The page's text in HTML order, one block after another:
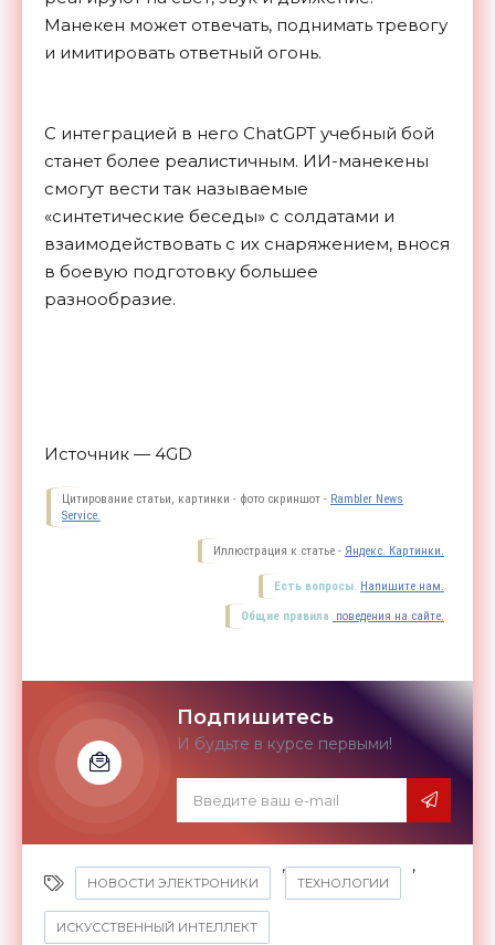
Манекен может отвечать, поднимать тревогу
и имитировать ответный огонь.
С интеграцией в него ChatGPT учебный бой
станет более реалистичным. ИИ-манекены
смогут вести так называемые
«синтетические беседы» с солдатами и
взаимодействовать с их снаряжением, внося
в боевую подготовку большее
разнообразие.
Источник — 4GD
Цитирование статьи, картинки - фото скриншот - Rambler News
Service.
Иллюстрация к статье - Яндекс. Картинки.
Есть вопросы. Напишите нам.
Общие правила поведения на сайте.
Подпишитесь
И будьте в курсе первыми!
НОВОСТИ ЭЛЕКТРОНИКИ
,
ТЕХНОЛОГИИ
,
ИСКУССТВЕННЫЙ ИНТЕЛЛЕКТ